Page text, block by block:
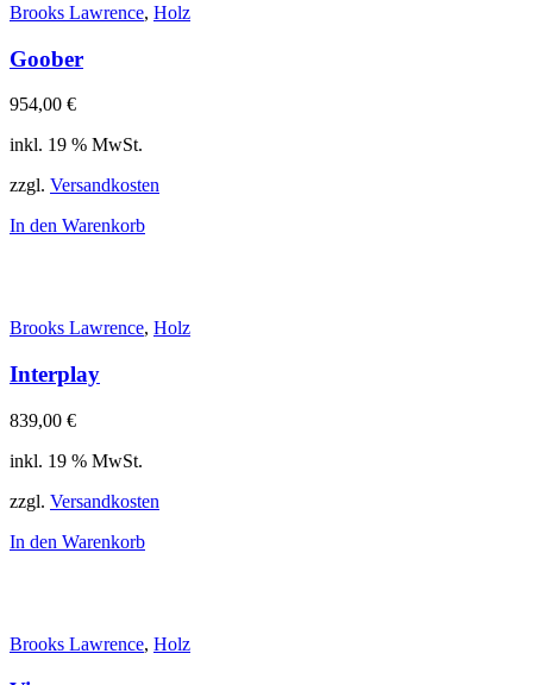
Brooks Lawrence, Holz
Goober
954,00 €
inkl. 19 % MwSt.
zzgl. Versandkosten
In den Warenkorb
Brooks Lawrence, Holz
Interplay
839,00 €
inkl. 19 % MwSt.
zzgl. Versandkosten
In den Warenkorb
Brooks Lawrence, Holz